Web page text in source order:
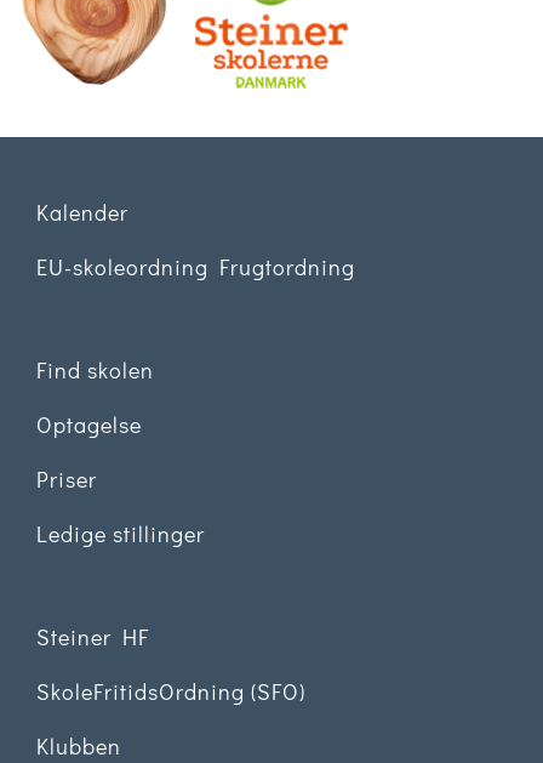
. .
Kalender
EU-skoleordning Frugtordning
Find skolen
Optagelse
Priser
Ledige stillinger
Steiner HF
SkoleFritidsOrdning (SFO)
Klubben